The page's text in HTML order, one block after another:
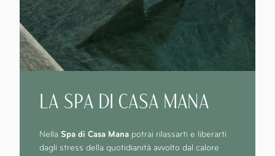
LA SPA DI CASA MANA
Nella Spa di Casa Mana potrai rilassarti e liberarti
dagli stress della quotidianità avvolto dal calore